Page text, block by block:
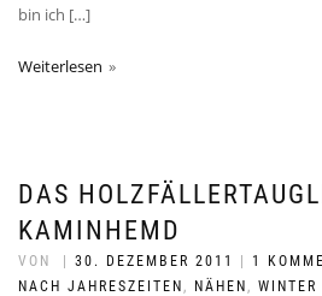
bin ich […]
Weiterlesen
DAS
KAMINHEMD
VON 30. DEZEMBER 2011 1
NACH JAHRESZEITEN , NÄHEN , WINTER